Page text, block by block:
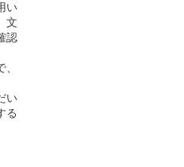
い
文
認
い
る